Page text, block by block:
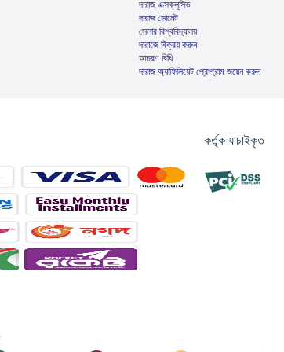
দারাজ এক্সক্লুসিভ
দারাজ ডোনেট
সেলার বিশ্ববিদ্যালয়
দারাজে বিক্রয় করুন
আচরণ বিধি
দারাজ অ্যাফিলিয়েট প্রোগ্রাম জয়েন করুন
কর্তৃক যাচাইকৃত